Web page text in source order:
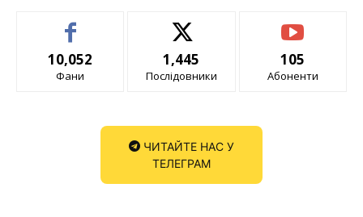
10,052
Фани
1,445
Послідовники
105
Абоненти
ЧИТАЙТЕ НАС У
ТЕЛЕГРАМ